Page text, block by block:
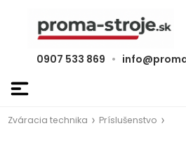
0907 533 869 •
Zváracia technika Príslušenstvo